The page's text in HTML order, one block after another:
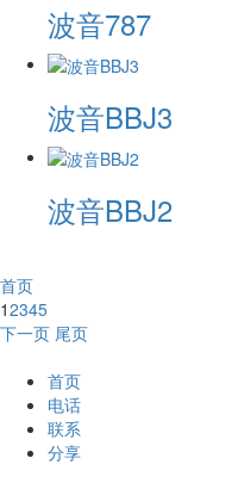
波音787
波音BBJ3
波音BBJ2
首页
12345
下一页 尾页
首页
电话
联系
分享